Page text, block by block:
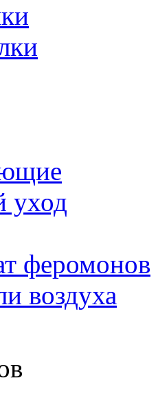
уход
феромонов
воздуха